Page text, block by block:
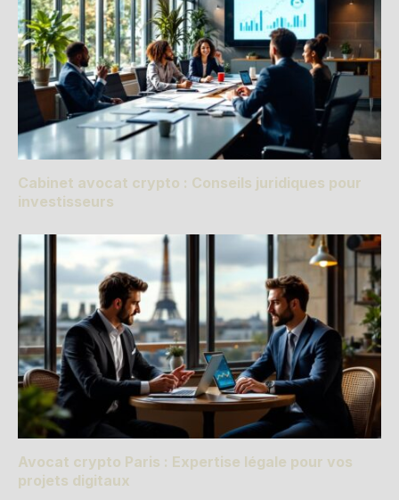
Cabinet avocat crypto : Conseils juridiques pour
investisseurs
Avocat crypto Paris : Expertise légale pour vos
projets digitaux